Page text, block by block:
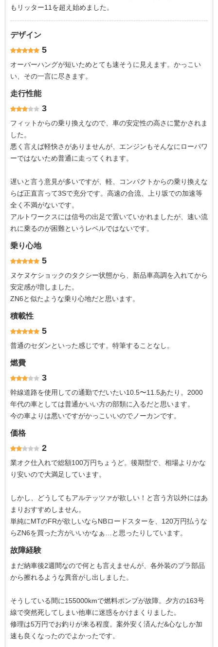
もリッター11を超え始めました。
デザイン
5
オーバーハングが短いためとても速そうに見えます。かっこい
い、その一言に尽きます。
走行性能
3
フィットからの乗り換えなので、車の安定性の高さに驚かされま
した。
悪く言えば軽快さがありませんが、エンジンもそんなにローパワ
ーではないため普通に走ってくれます。
遅いと言う意見が多いですが、軽、コンパクトからの乗り換えな
らば正直言って3Sで充分です。高速の合流、上り坂での加速等
全く不満がないです。
アルトワークスには信号の出足で置いていかれましたが、速い流
れに乗るのが困難というレベルではないです。
乗り心地
5
ヌケヌケショックのタクシー状態から、新品車高調を入れてから
安定感が増しました。
ZN6と似たような乗り心地だと思います。
積載性
5
普通のセダンといった感じです。特筆することなし。
燃費
3
幹線道路を使用しての通勤でだいたい10.5〜11.5あたり。2000
年代の車としては普通かいい方の部類に入るだと思います。
今の車よりは悪いですがかっこいいのでノーカンです。
価格
2
業オク仕入れで総額100万円ちょうど。後期型で、相場よりかな
り安いので大満足しています。
しかし、どうしてもアルテッツァが欲しい！と言う方以外にはあ
まりおすすめしません。
単純にMTのFRが欲しいならNBロードスターを、120万円払うな
らZN6を買った方がいいかなぁ…と思ったりしています。
故障経験
まだ納車後2週間なので何とも言えませんが、各外装のプラ部品
から擦れるような異音がし出しました。
そうしている間に155000kmで燃料ポンプが故障。夕方の163号
線で突然死してしまい他車に迷惑をかけまくりました。
修理は5万円でお釣りが来る程度。案外安く済んだ&心なしか加
速も良くなったのでよかったです。